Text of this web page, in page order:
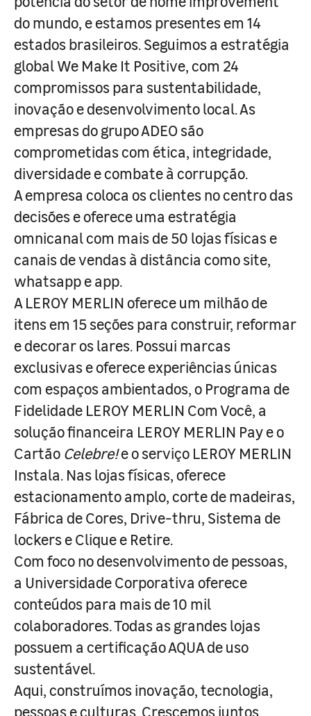
do mundo, e estamos presentes em 14
estados brasileiros. Seguimos a estratégia
global We Make It Positive, com 24
compromissos para sustentabilidade,
inovação e desenvolvimento local. As
empresas do grupo ADEO são
comprometidas com ética, integridade,
diversidade e combate à corrupção.
A empresa coloca os clientes no centro das
decisões e oferece uma estratégia
omnicanal com mais de 50 lojas físicas e
canais de vendas à distância como site,
whatsapp e app.
A LEROY MERLIN oferece um milhão de
itens em 15 seções para construir, reformar
e decorar os lares. Possui marcas
exclusivas e oferece experiências únicas
com espaços ambientados, o Programa de
Fidelidade LEROY MERLIN Com Você, a
solução financeira LEROY MERLIN Pay e o
Cartão Celebre!e o serviço LEROY MERLIN
Instala. Nas lojas físicas, oferece
estacionamento amplo, corte de madeiras,
Fábrica de Cores, Drive-thru, Sistema de
lockers e Clique e Retire.
Com foco no desenvolvimento de pessoas,
a Universidade Corporativa oferece
conteúdos para mais de 10 mil
colaboradores. Todas as grandes lojas
possuem a certificação AQUA de uso
sustentável.
Aqui, construímos inovação, tecnologia,
pessoas e culturas. Crescemos juntos,